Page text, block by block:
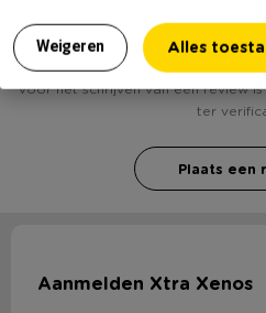
Weigeren Alles
Heb jij Potje met blad
Voor het schrijven van een review
ter
Plaats een
Aanmelden Xtra Xenos